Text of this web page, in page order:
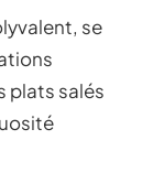
se
plats salés